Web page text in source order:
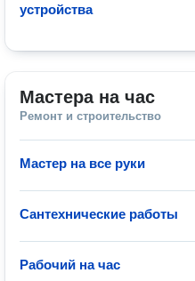
устройства
Мастера на час
Ремонт и строительство
Мастер на все руки
Сантехнические работы
Рабочий на час